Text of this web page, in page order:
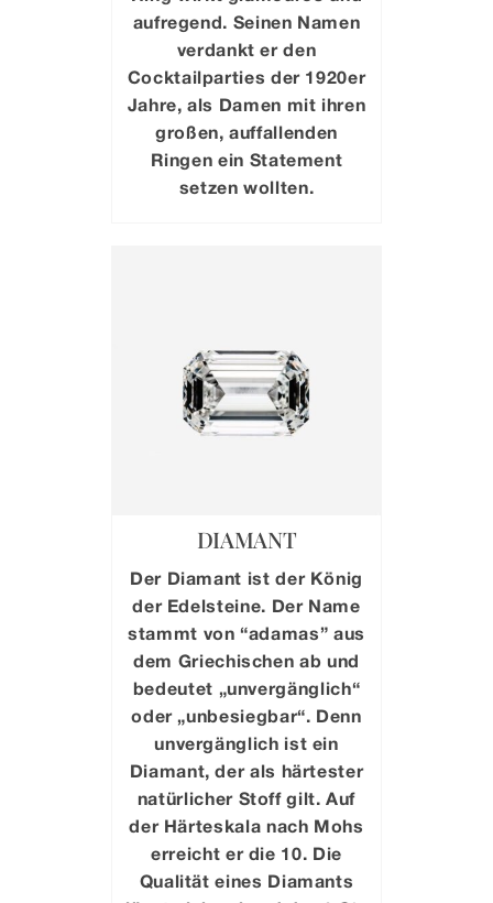
aufregend. Seinen Namen
verdankt er den
Cocktailparties der 1920er
Jahre, als Damen mit ihren
großen, auffallenden
Ringen ein Statement
setzen wollten.
DIAMANT
Der Diamant ist der König
der Edelsteine. Der Name
stammt von “adamas” aus
dem Griechischen ab und
bedeutet „unvergänglich“
oder „unbesiegbar“. Denn
unvergänglich ist ein
Diamant, der als härtester
natürlicher Stoff gilt. Auf
der Härteskala nach Mohs
erreicht er die 10. Die
Qualität eines Diamants